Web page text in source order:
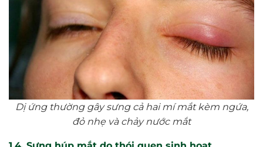
Dị ứng thường gây sưng cả hai mí mắt kèm ngứa,
đỏ nhẹ và chảy nước mắt